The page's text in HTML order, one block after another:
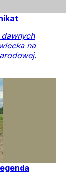
na